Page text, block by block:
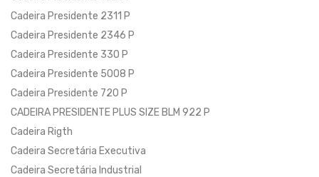
Cadeira Presidente 2311 P
Cadeira Presidente 2346 P
Cadeira Presidente 330 P
Cadeira Presidente 5008 P
Cadeira Presidente 720 P
CADEIRA PRESIDENTE PLUS SIZE BLM 922 P
Cadeira Rigth
Cadeira Secretária Executiva
Cadeira Secretária Industrial